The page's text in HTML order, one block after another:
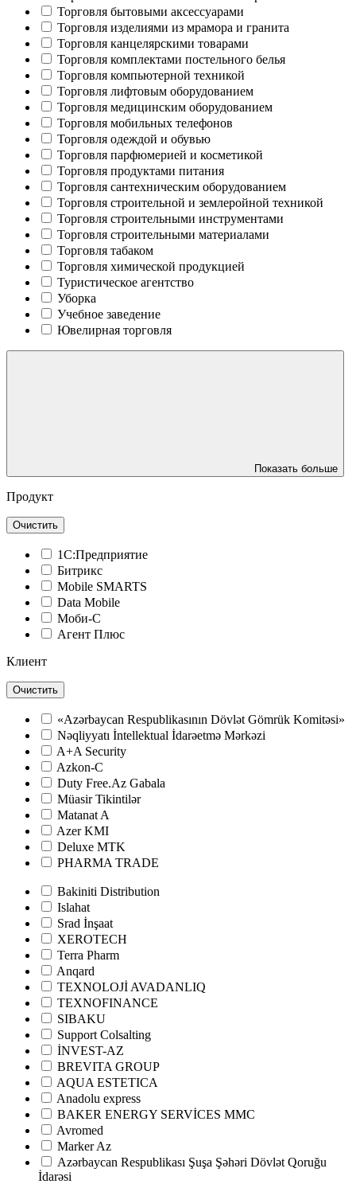
Торговля бытовыми аксессуарами
Торговля изделиями из мрамора и гранита
Торговля канцелярскими товарами
Торговля комплектами постельного белья
Торговля компьютерной техникой
Торговля лифтовым оборудованием
Торговля медицинским оборудованием
Торговля мобильных телефонов
Торговля одеждой и обувью
Торговля парфюмерией и косметикой
Торговля продуктами питания
Торговля сантехническим оборудованием
Торговля строительной и землеройной техникой
Торговля строительными инструментами
Торговля строительными материалами
Торговля табаком
Торговля химической продукцией
Туристическое агентство
Уборка
Учебное заведение
Ювелирная торговля
Показать больше
Продукт
Очистить
1С:Предприятие
Битрикс
Mobile SMARTS
Data Mobile
Моби-С
Агент Плюс
Клиент
Очистить
«Azərbaycan Respublikasının Dövlət Gömrük Komitəsi»
Nəqliyyatı İntellektual İdarəetmə Mərkəzi
A+A Security
Azkon-C
Duty Free.Az Gabala
Müasir Tikintilər
Matanat A
Azer KMI
Deluxe MTK
PHARMA TRADE
Bakiniti Distribution
Islahat
Srad İnşaat
XEROTECH
Terra Pharm
Anqard
TEXNOLOJİ AVADANLIQ
TEXNOFINANCE
SIBAKU
Support Colsalting
İNVEST-AZ
BREVITA GROUP
AQUA ESTETICA
Anadolu express
BAKER ENERGY SERVİCES MMC
Avromed
Marker Az
Аzərbaycan Respublikası Şuşa Şəhəri Dövlət Qoruğu
İdarəsi